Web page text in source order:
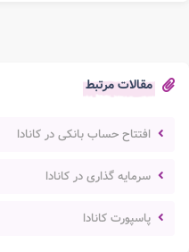
مقالات مرتبط
افتتاح حساب بانکی در کانادا
سرمایه گذاری در کانادا
پاسپورت کانادا